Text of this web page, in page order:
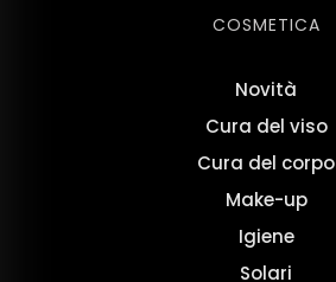
COSMETICA
Novità
Cura del viso
Cura del corpo
Make-up
Igiene
Solari